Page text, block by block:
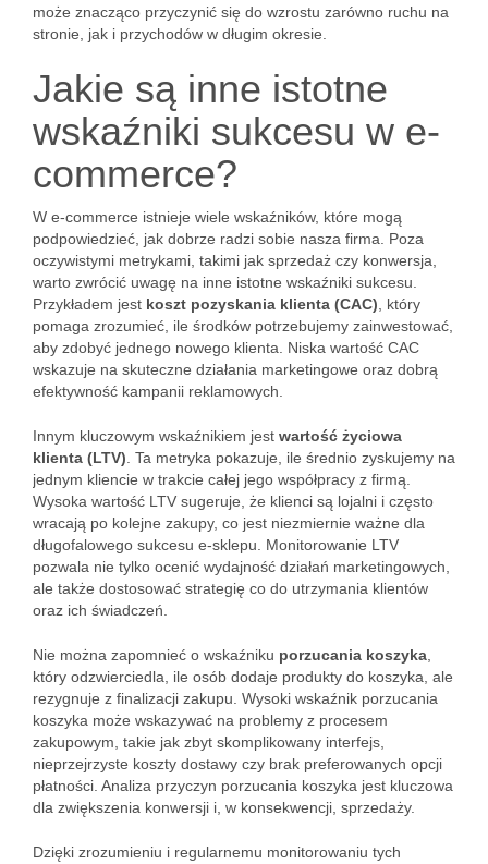
może znacząco przyczynić się do wzrostu zarówno ruchu na
stronie, jak i przychodów w długim okresie.
Jakie są inne istotne
wskaźniki sukcesu w e-
commerce?
W e-commerce istnieje wiele wskaźników, które mogą
podpowiedzieć, jak dobrze radzi sobie nasza firma. Poza
oczywistymi metrykami, takimi jak sprzedaż czy konwersja,
warto zwrócić uwagę na inne istotne wskaźniki sukcesu.
Przykładem jest koszt pozyskania klienta (CAC) , który
pomaga zrozumieć, ile środków potrzebujemy zainwestować,
aby zdobyć jednego nowego klienta. Niska wartość CAC
wskazuje na skuteczne działania marketingowe oraz dobrą
efektywność kampanii reklamowych.
Innym kluczowym wskaźnikiem jest wartość życiowa
klienta (LTV) . Ta metryka pokazuje, ile średnio zyskujemy na
jednym kliencie w trakcie całej jego współpracy z firmą.
Wysoka wartość LTV sugeruje, że klienci są lojalni i często
wracają po kolejne zakupy, co jest niezmiernie ważne dla
długofalowego sukcesu e-sklepu. Monitorowanie LTV
pozwala nie tylko ocenić wydajność działań marketingowych,
ale także dostosować strategię co do utrzymania klientów
oraz ich świadczeń.
Nie można zapomnieć o wskaźniku porzucania koszyka
który odzwierciedla, ile osób dodaje produkty do koszyka, ale
rezygnuje z finalizacji zakupu. Wysoki wskaźnik porzucania
koszyka może wskazywać na problemy z procesem
zakupowym, takie jak zbyt skomplikowany interfejs,
nieprzejrzyste koszty dostawy czy brak preferowanych opcji
płatności. Analiza przyczyn porzucania koszyka jest kluczowa
dla zwiększenia konwersji i, w konsekwencji, sprzedaży.
Dzięki zrozumieniu i regularnemu monitorowaniu tych